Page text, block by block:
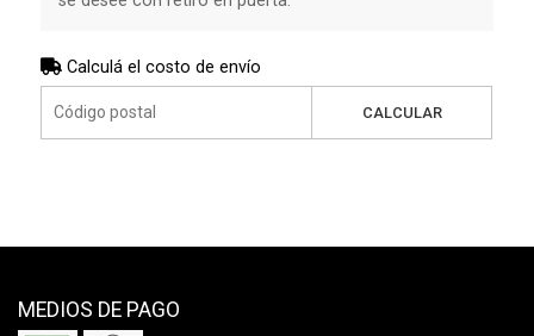
Calculá el costo de envío
CALCULAR
MEDIOS DE PAGO